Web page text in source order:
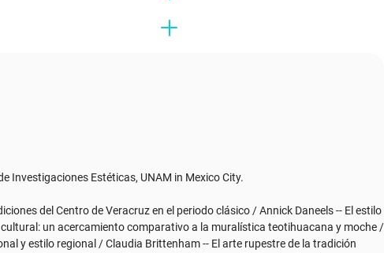
Investigaciones Estéticas, UNAM in Mexico City.
del Centro de Veracruz en el periodo clásico / Annick Daneels -- El estilo
un acercamiento comparativo a la muralística teotihuacana y moche /
y estilo regional / Claudia Brittenham -- El arte rupestre de la tradición